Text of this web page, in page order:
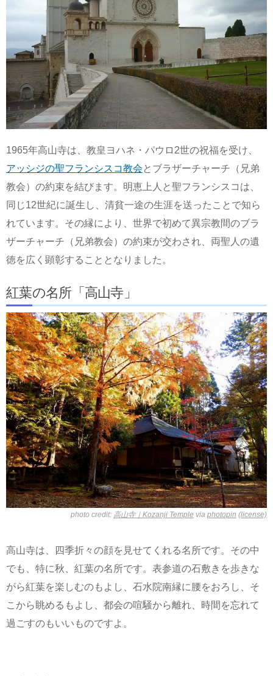
1965年高山寺は、教皇ヨハネ・パウロ2世の祝福を受け、
アッシジの聖フランシスコ教会 とブラザーチャーチ（兄弟
教会）の約束を結びます。明恵上人と聖フランシスコは、
同じ12世紀に誕生し、清貧一途の生涯を送ったことで知ら
れています。その縁により、世界で初めて異宗教間のブラ
ザーチャーチ（兄弟教会）の約束が交わされ、両聖人の遺
徳を広く顕彰することとなりました。
紅葉の名所「高山寺」
photo credit: 高山寺｜Kozanji Temple via photopin (license)
高山寺は、四季折々の顔を見せてくれる名所です。その中
でも、特に秋、紅葉の名所です。表参道の石敷きを歩きな
がら紅葉を楽しむのもよし、石水院南縁に腰をおろし、そ
こから眺めるもよし、都会の喧騒から離れ、時間を忘れて
過ごすのもいいものですよ。